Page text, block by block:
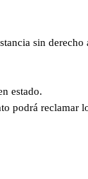
sin derecho
estado.
podrá